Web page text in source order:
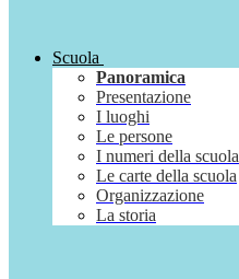
Scuola
Panoramica
Presentazione
I luoghi
Le persone
I numeri della scuola
Le carte della scuola
Organizzazione
La storia